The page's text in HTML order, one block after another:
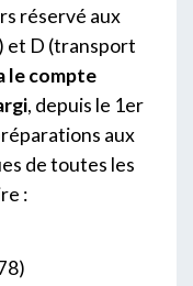
réservé aux
et D (transport
le compte
, depuis le 1er
aux
de toutes les
: